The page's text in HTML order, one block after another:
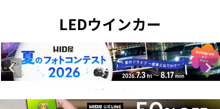
LEDウインカー